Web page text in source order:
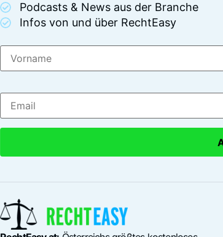
Podcasts & News aus der Branche
Infos von und über RechtEasy